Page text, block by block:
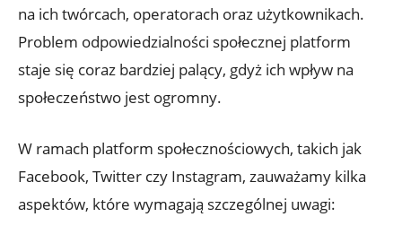
na ich twórcach, operatorach oraz użytkownikach.
Problem odpowiedzialności społecznej platform
staje się coraz bardziej palący, gdyż ich wpływ na
społeczeństwo jest ogromny.
W ramach platform społecznościowych, takich jak
Facebook, Twitter czy Instagram, zauważamy kilka
aspektów, które wymagają szczególnej uwagi: